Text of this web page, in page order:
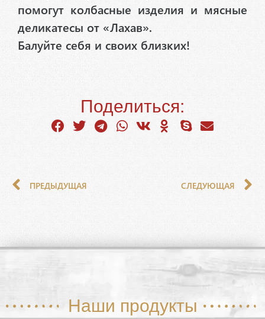
помогут колбасные изделия и мясные
деликатесы от «Лахав».
Балуйте себя и своих близких!
Поделиться:
ПРЕДЫДУЩАЯ СЛЕДУЮЩАЯ
Наши продукты